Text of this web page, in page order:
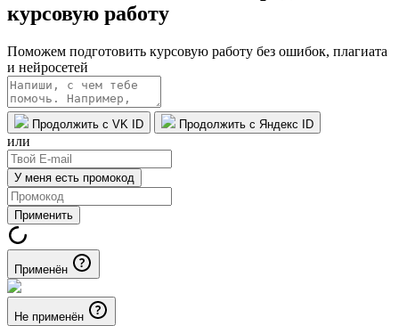
курсовую работу
Поможем подготовить курсовую работу без ошибок, плагиата
и нейросетей
Продолжить с VK ID Продолжить с Яндекс ID
или
У меня есть промокод
Применить
Применён
Не применён